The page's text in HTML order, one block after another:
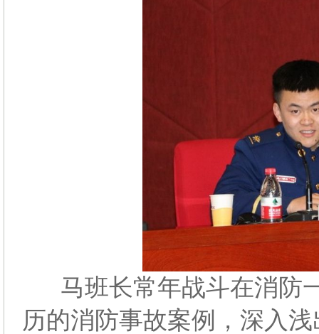
马班长常年战斗在消防
历的消防事故案例，深入